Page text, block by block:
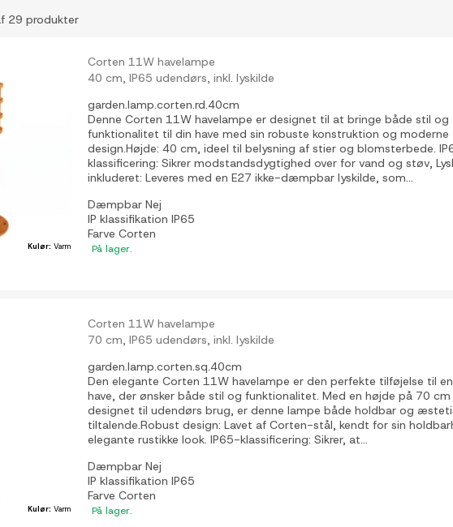
29 produkter
Kulør:Varm
Corten 11W havelampe
40 cm, IP65 udendørs, inkl. lyskilde
garden.lamp.corten.rd.40cm
Denne Corten 11W havelampe er designet til at bringe både stil og
funktionalitet til din have med sin robuste konstruktion og moderne
design.Højde: 40 cm, ideel til belysning af stier og blomsterbede.
klassificering: Sikrer modstandsdygtighed over for vand og støv,
inkluderet: Leveres med en E27 ikke-dæmpbar lyskilde, som...
DæmpbarNej
IP klassifikationIP65
FarveCorten
På lager.
Kulør:Varm
Corten 11W havelampe
70 cm, IP65 udendørs, inkl. lyskilde
garden.lamp.corten.sq.40cm
Den elegante Corten 11W havelampe er den perfekte tilføjelse til
have, der ønsker både stil og funktionalitet. Med en højde på 70
designet til udendørs brug, er denne lampe både holdbar og
tiltalende.Robust design: Lavet af Corten-stål, kendt for sin
elegante rustikke look. IP65-klassificering: Sikrer, at...
DæmpbarNej
IP klassifikationIP65
FarveCorten
På lager.